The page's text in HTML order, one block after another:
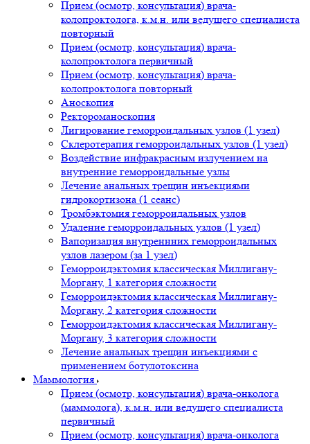
Прием (осмотр, консультация) врача-
колопроктолога, к.м.н. или ведущего специалиста
повторный
Прием (осмотр, консультация) врача-
колопроктолога первичный
Прием (осмотр, консультация) врача-
колопроктолога повторный
Аноскопия
Ректороманоскопия
Лигирование геморроидальных узлов (1 узел)
Склеротерапия геморроидальных узлов (1 узел)
Воздействие инфракрасным излучением на
внутренние геморроидальные узлы
Лечение анальных трещин инъекциями
гидрокортизона (1 сеанс)
Тромбэктомия геморроидальных узлов
Удаление геморроидальных узлов (1 узел)
Вапоризация внутреннних геморроидальных
узлов лазером (за 1 узел)
Геморроидэктомия классическая Миллигану-
Моргану, 1 категория сложности
Геморроидэктомия классическая Миллигану-
Моргану, 2 категория сложности
Геморроидэктомия классическая Миллигану-
Моргану, 3 категория сложности
Лечение анальных трещин инъекциями с
применением ботулотоксина
Маммология
Прием (осмотр, консультация) врача-онколога
(маммолога), к.м.н. или ведущего специалиста
первичный
Прием (осмотр, консультация) врача-онколога